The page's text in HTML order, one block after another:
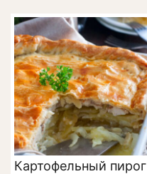
Картофельный пирог